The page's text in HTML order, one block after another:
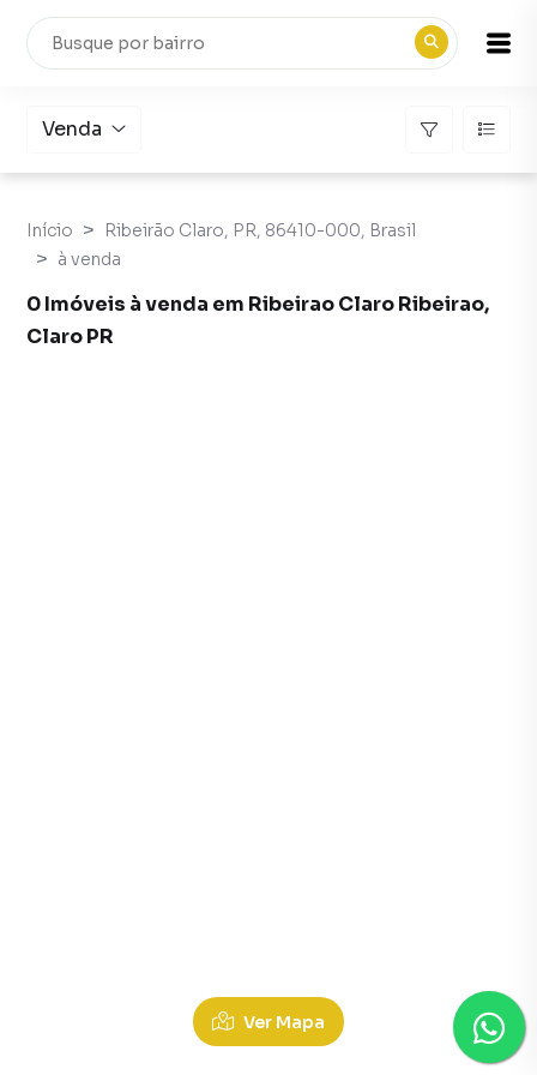
Venda
Início
Ribeirão Claro, PR, 86410-000, Brasil
à venda
0 Imóveis à venda em Ribeirao Claro Ribeirao,
Claro PR
Ver Mapa